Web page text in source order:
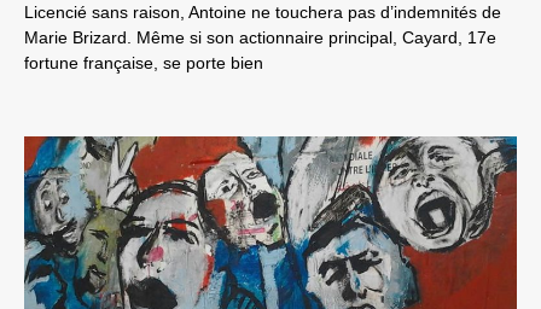
Licencié sans raison, Antoine ne touchera pas d’indemnités de
Marie Brizard. Même si son actionnaire principal, Cayard, 17e
fortune française, se porte bien